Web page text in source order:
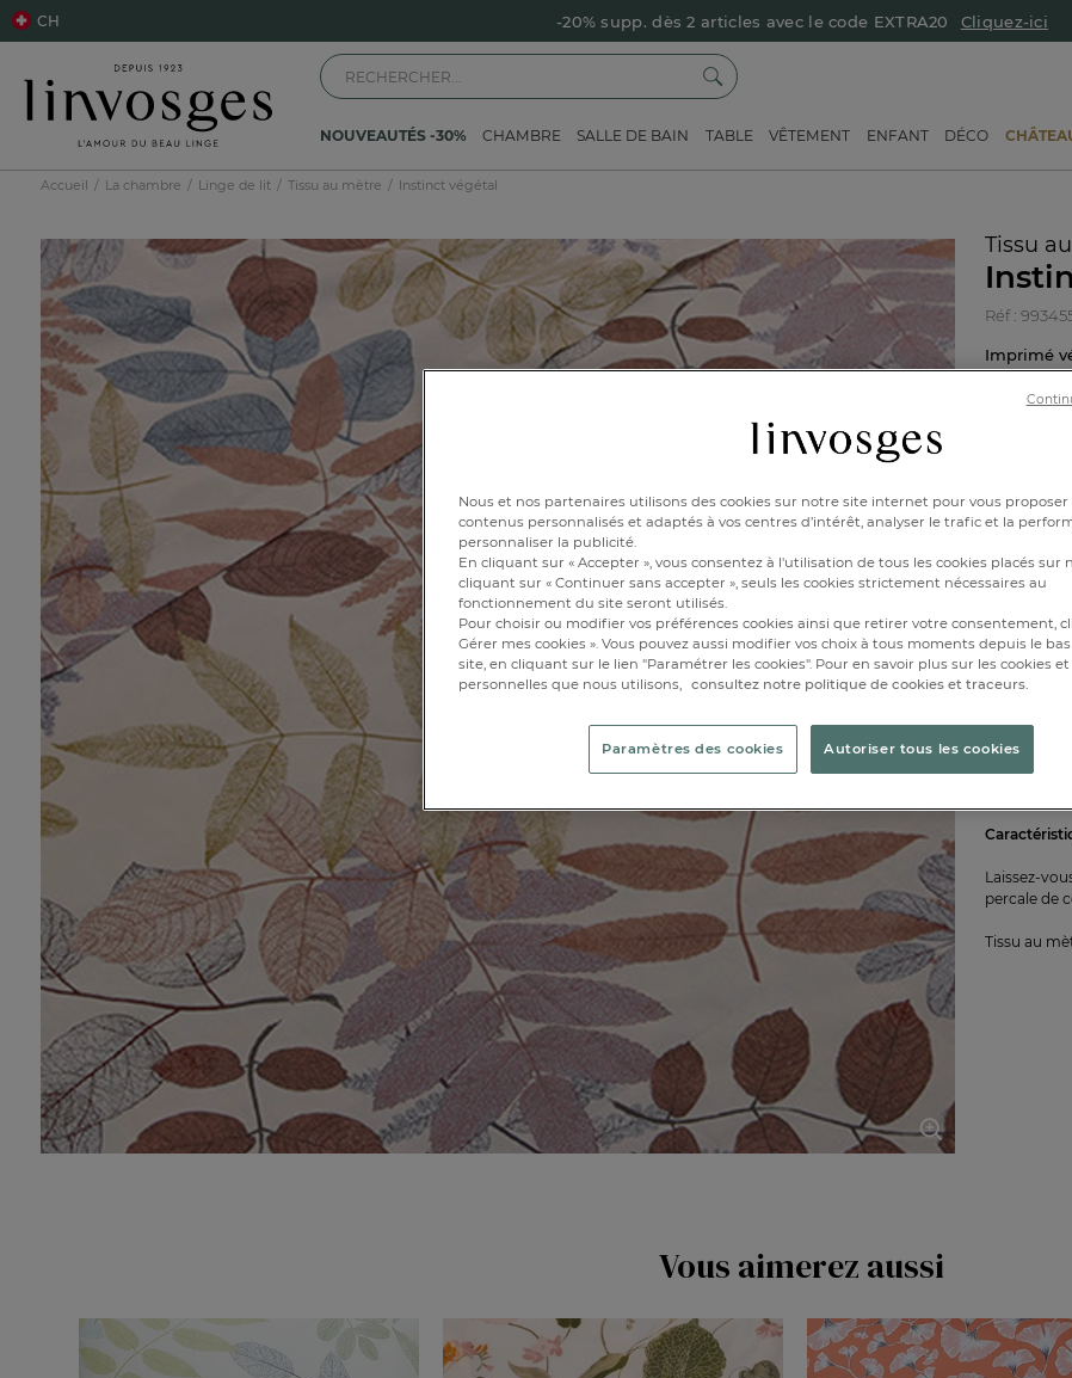
-20% supp. dès 2 articles avec le code EXTRA20 Cliquez-ici
CH
NOUVEAUTÉS -30% CHAMBRE SALLE DE BAIN TABLE VÊTEMENT ENFANT DÉCO
Accueil La chambre Linge de lit Tissu au mètre Instinct végétal
Tissu
Réf :
Imprimé
Laissez-
percale de
Tissu au
Vous aimerez aussi
Nous et nos partenaires utilisons des cookies sur notre site internet pour vous proposer
contenus personnalisés et adaptés à vos centres d’intérêt, analyser le trafic et la
personnaliser la publicité.
En cliquant sur « Accepter », vous consentez à l'utilisation de tous les cookies placés sur
cliquant sur « Continuer sans accepter », seuls les cookies strictement nécessaires au
fonctionnement du site seront utilisés.
Pour choisir ou modifier vos préférences cookies ainsi que retirer votre consentement,
Gérer mes cookies ». Vous pouvez aussi modifier vos choix à tous moments depuis le
site, en cliquant sur le lien "Paramétrer les cookies". Pour en savoir plus sur les cookies
personnelles que nous utilisons, consultez notre politique de cookies et traceurs.
Paramètres des cookies Autoriser tous les cookies